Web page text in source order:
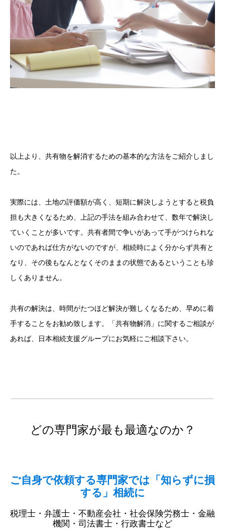
以上より、共有物を解消するための基本的な方法をご紹介しまし
た。
実際には、土地の評価額が高く、短期に解決しようとすると税負
担も大きくなるため、上記の手法を組み合わせて、数年で解決し
ていくことが多いです。共有者間で争いがあって手がつけられな
いのであれば仕方がないのですが、相続時によく分からず共有と
なり、その後もなんとなくそのままの状態であるということも珍
しくありません。
共有の解決は、時間がたつほど解決が難しくなるため、早めに着
手することをお勧め致します。「共有物解消」に関するご相談が
あれば、日本相続支援グループにお気軽にご相談下さい。
どの専門家が最も最適なのか？
ご自身で依頼する専門家では「知らずに損
する」相続に
税理士・弁護士・不動産会社・社会保険労務士・金融
機関・司法書士・行政書士など